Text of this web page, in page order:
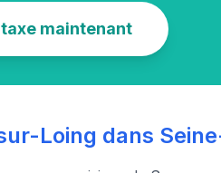
maintenant
Loing dans